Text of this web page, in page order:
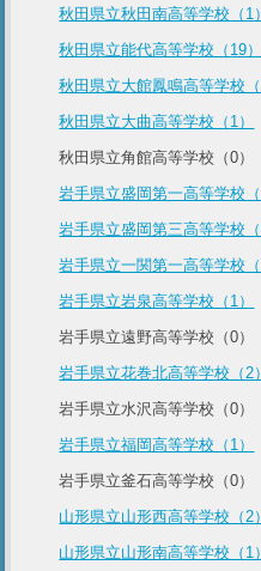
秋田県立秋田南高等学校（1）
秋田県立能代高等学校（19）
秋田県立大館鳳鳴高等学校（
秋田県立大曲高等学校（1）
秋田県立角館高等学校（0）
岩手県立盛岡第一高等学校（
岩手県立盛岡第三高等学校（
岩手県立一関第一高等学校（
岩手県立岩泉高等学校（1）
岩手県立遠野高等学校（0）
岩手県立花巻北高等学校（2）
岩手県立水沢高等学校（0）
岩手県立福岡高等学校（1）
岩手県立釜石高等学校（0）
山形県立山形西高等学校（2）
山形県立山形南高等学校（1）